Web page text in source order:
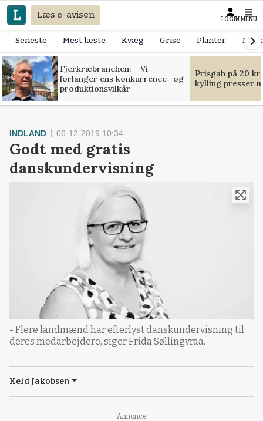
Læs e-avisen LOGIN MENU
Seneste Mest læste Kvæg Grise Planter
Fjerkræbranchen: - Vi
forlanger ens konkurrence- og
produktionsvilkår
Prisgab på 20
kylling presser
Annonce
INDLAND 06-12-2019 10:34
Godt med gratis
danskundervisning
- Flere landmænd har efterlyst danskundervisning til
deres medarbejdere, siger Frida Søllingvraa.
Keld Jakobsen